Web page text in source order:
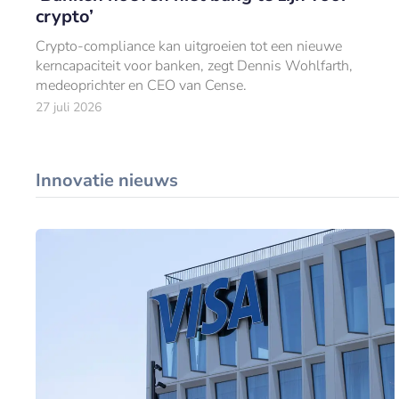
crypto’
Crypto-compliance kan uitgroeien tot een nieuwe
kerncapaciteit voor banken, zegt Dennis Wohlfarth,
medeoprichter en CEO van Cense.
27 juli 2026
Innovatie nieuws